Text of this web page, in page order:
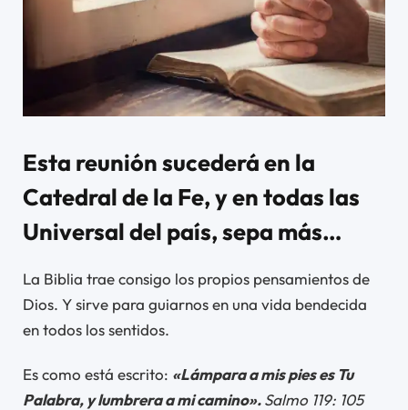
Esta reunión sucederá en la
Catedral de la Fe, y en todas las
Universal del país, sepa más…
La Biblia trae consigo los propios pensamientos de
Dios. Y sirve para guiarnos en una vida bendecida
en todos los sentidos.
Es como está escrito: «Lámpara a mis pies es Tu
Palabra, y lumbrera a mi camino».Salmo 119: 105